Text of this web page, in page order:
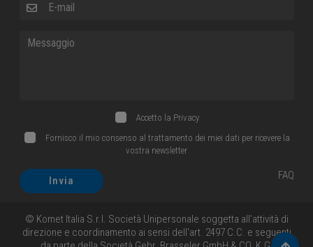
Accetto la Privacy
Fornisco il mio consenso al trattamento dei miei dati per ricevere la
vostra newsletter
Invia FAQ
© Komet Italia S.r.l. Società Unipersonale soggetta all'attività di
direzione e coordinamento ai sensi dell'art. 2497 C.C. e seguenti